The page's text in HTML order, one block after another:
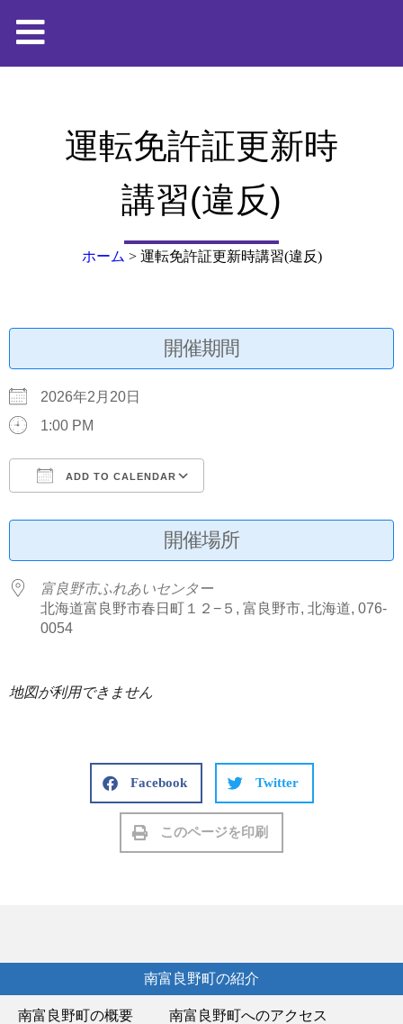
運転免許証更新時
講習(違反)
ホーム > 運転免許証更新時講習(違反)
開催期間
2026年2月20日
1:00 PM
ADD TO CALENDAR
開催場所
富良野市ふれあいセンター
北海道富良野市春日町１２−５, 富良野市, 北海道, 076-
0054
地図が利用できません
Facebook Twitter
このページを印刷
南富良野町の紹介
南富良野町の概要 南富良野町へのアクセス